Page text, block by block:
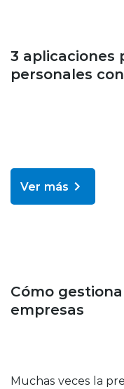
3 aplicaciones
personales
Ver más
Cómo
empresas
Muchas veces la